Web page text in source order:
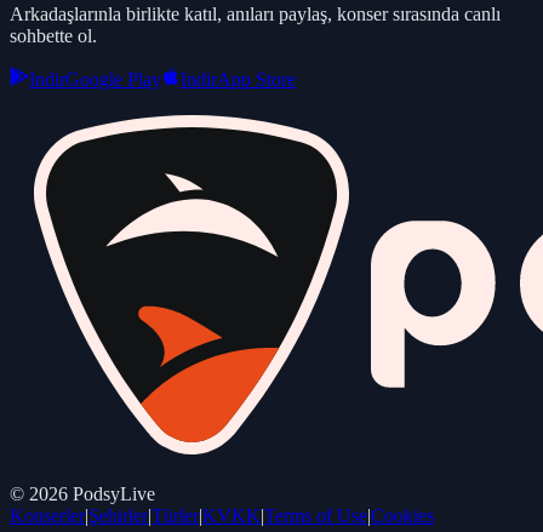
Arkadaşlarınla birlikte katıl, anıları paylaş, konser sırasında canlı
sohbette ol.
IndirGoogle Play IndirApp Store
© 2026 PodsyLive
Konserler|Şehirler|Türler|KVKK|Terms of Use|Cookies